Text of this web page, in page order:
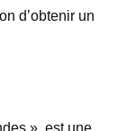
d’obtenir un
», est une